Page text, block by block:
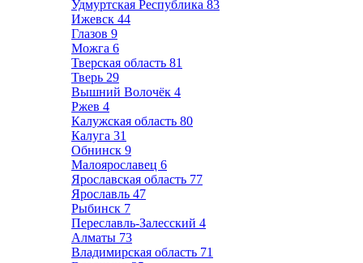
Удмуртская Республика 83
Ижевск 44
Глазов 9
Можга 6
Тверская область 81
Тверь 29
Вышний Волочёк 4
Ржев 4
Калужская область 80
Калуга 31
Обнинск 9
Малоярославец 6
Ярославская область 77
Ярославль 47
Рыбинск 7
Переславль-Залесский 4
Алматы 73
Владимирская область 71